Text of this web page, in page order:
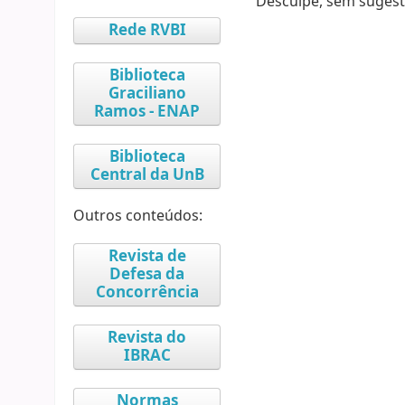
Rede RVBI
Biblioteca
Graciliano
Ramos - ENAP
Biblioteca
Central da UnB
Outros conteúdos:
Revista de
Defesa da
Concorrência
Revista do
IBRAC